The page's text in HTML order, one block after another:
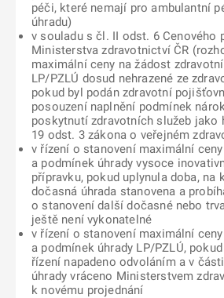
péči, které nemají pro ambulantní
úhradu)
v souladu s čl. II odst. 6 Cenového
Ministerstva zdravotnictví ČR
maximální ceny na žádost
LP/PZLÚ dosud nehrazené ze
pokud byl podán zdravotní
posouzení naplnění podmínek
poskytnutí zdravotních služeb jako
19 odst. 3 zákona o veřejném
v řízení o stanovení maximální
a podmínek úhrady vysoce
přípravku, pokud uplynula doba, na
dočasná úhrada stanovena a
o stanovení další dočasné nebo
ještě není vykonatelné
v řízení o stanovení maximální
a podmínek úhrady LP/PZLÚ,
řízení napadeno odvoláním a v
úhrady vráceno Ministerstvem
k novému projednání